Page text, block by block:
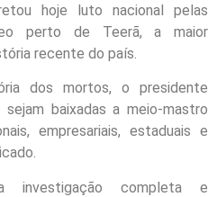
hoje luto nacional pelas
perto de Teerã, a maior
recente do país.
dos mortos, o presidente
baixadas a meio-mastro
empresariais, estaduais e
investigação completa e